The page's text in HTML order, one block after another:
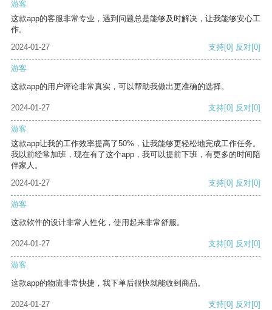
游客
这款app的客服非常专业，遇到问题总是能够及时解决，让我能够安心工
作。
2024-01-27
支持[0] 反对[0]
游客
这款app的用户评论非常真实，可以帮助我做出更准确的选择。
2024-01-27 支持[0] 反对[0]
游客
这款app让我的工作效率提高了50%，让我能够更轻松地完成工作任务。
我以前经常加班，现在有了这个app，我可以提前下班，有更多的时间陪
伴家人。
2024-01-27
支持[0] 反对[0]
游客
这款软件的设计非常人性化，使用起来非常舒服。
2024-01-27 支持[0] 反对[0]
游客
这款app的物流非常快捷，我下单后很快就能收到商品。
2024-01-27 支持[0] 反对[0]